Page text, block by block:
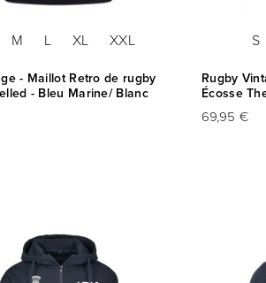
M L XL XXL
- Maillot Retro de rugby
- Bleu Marine/ Blanc
S
Rugby
Écosse
69,95 €